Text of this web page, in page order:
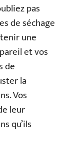
pas
de séchage
une
et vos
de
la
Vos
leur
qu’ils